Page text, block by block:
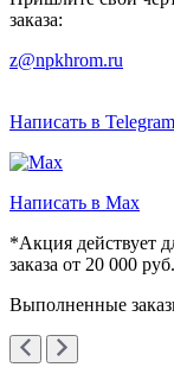
заказа:
z@npkhrom.ru
Написать в Telegram
Написать в Max
*Акция действует
заказа от 20 000 руб.
Выполненные